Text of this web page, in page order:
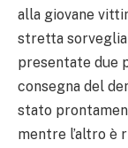
alla giovane
stretta
presentate due
consegna del
stato
mentre l’altro è